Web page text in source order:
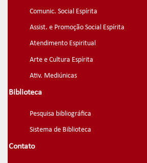
Comunic. Social Espírita
Assist. e Promoção Social Espírita
Atendimento Espiritual
Arte e Cultura Espírita
Ativ. Mediúnicas
Biblioteca
Pesquisa bibliográfica
Sistema de Biblioteca
Contato